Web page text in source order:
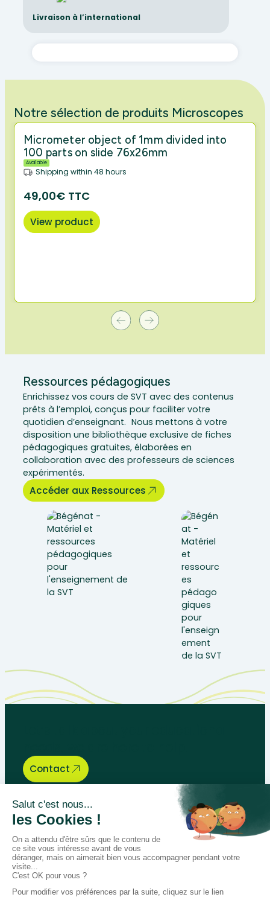
Livraison à l’international
Notre sélection de produits Microscopes
Micrometer object of 1mm divided into
100 parts on slide 76x26mm
Available
Shipping within 48 hours
49,00€ TTC
View product
Ressources pédagogiques
Enrichissez vos cours de SVT avec des contenus
prêts à l’emploi, conçus pour faciliter votre
quotidien d’enseignant. Nous mettons à votre
disposition une bibliothèque exclusive de fiches
pédagogiques gratuites, élaborées en
collaboration avec des professeurs de sciences
expérimentés.
Accéder aux Ressources
Contact
Bégénat
Level of education
News
Return policy
100% secure payment